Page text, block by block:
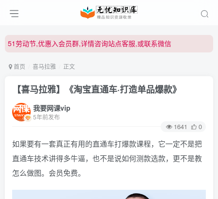
51劳动节,优惠入会员群,详情咨询站点客服,或联系微信
51劳动节,优惠入会员群,详情咨询站点客服,或联系微信
首页 喜马拉雅 正文
【喜马拉雅】《淘宝直通车·打造单品爆款》
我要网课vip
5年前发布
1641 0
如果要有一套真正有用的直通车打爆款课程，它一定不是把
直通车技术讲得多牛逼，也不是说如何测款选款，更不是教
怎么做图。会员免费。